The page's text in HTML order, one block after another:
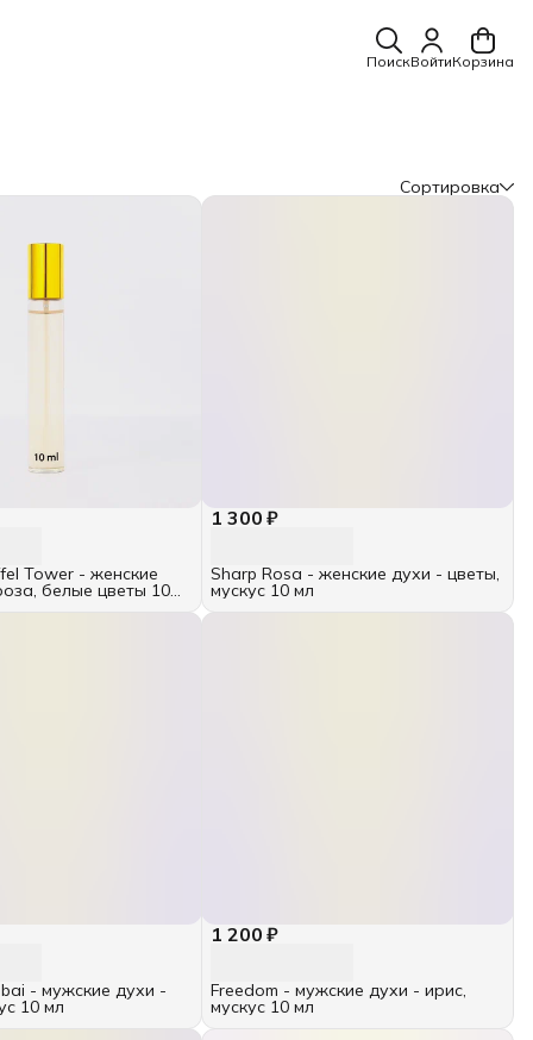
ПоискВойтиКорзина
Сортировка
Tower - женские
белые цветы 10
1 300 ₽
Sharp Rosa - женские духи - цветы,
мускус 10 мл
- мужские духи -
10 мл
1 200 ₽
Freedom - мужские духи - ирис,
мускус 10 мл